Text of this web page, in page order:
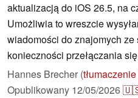
aktualizacją do iOS 26.5, na
Umożliwia to wreszcie
wiadomości do znajomych
konieczności przełączania
Hannes Brecher (tłumaczenie
Opublikowany 12/05/2026